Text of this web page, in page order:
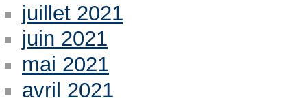
juillet 2021
juin 2021
mai 2021
avril 2021